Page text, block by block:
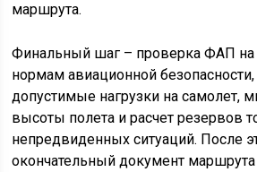
маршрута.
Финальный шаг – проверка ФАП на
нормам авиационной
допустимые нагрузки на самолет,
высоты полета и расчет резервов
непредвиденных ситуаций. После
окончательный документ